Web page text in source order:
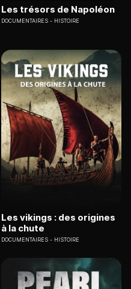
Les trésors de Napoléon
DOCUMENTAIRES HISTOIRE
Les vikings : des origines
à la chute
DOCUMENTAIRES HISTOIRE